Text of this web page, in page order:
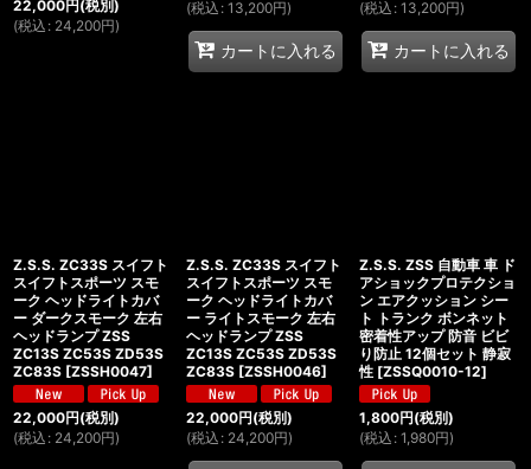
22,000円(税別)
(税込 : 24,200円)
(税込 : 13,200円)
カートに入れる
(税込 : 13,200円)
カートに入れる
Z.S.S. ZC33S スイフト
スイフトスポーツ スモ
ーク ヘッドライトカバ
ー ダークスモーク 左右
ヘッドランプ ZSS
ZC13S ZC53S ZD53S
ZC83S [ZSSH0047]
22,000円(税別)
(税込 : 24,200円)
Z.S.S. ZC33S スイフト
スイフトスポーツ スモ
ーク ヘッドライトカバ
ー ライトスモーク 左右
ヘッドランプ ZSS
ZC13S ZC53S ZD53S
ZC83S [ZSSH0046]
22,000円(税別)
(税込 : 24,200円)
Z.S.S. ZSS 自動車 車 ド
アショックプロテクショ
ン エアクッション シー
ト トランク ボンネット
密着性アップ 防音 ビビ
り防止 12個セット 静寂
性 [ZSSQ0010-12]
1,800円(税別)
(税込 : 1,980円)